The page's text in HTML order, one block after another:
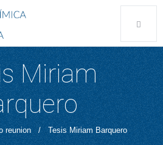
Miriam
reunion / Tesis Miriam Barquero